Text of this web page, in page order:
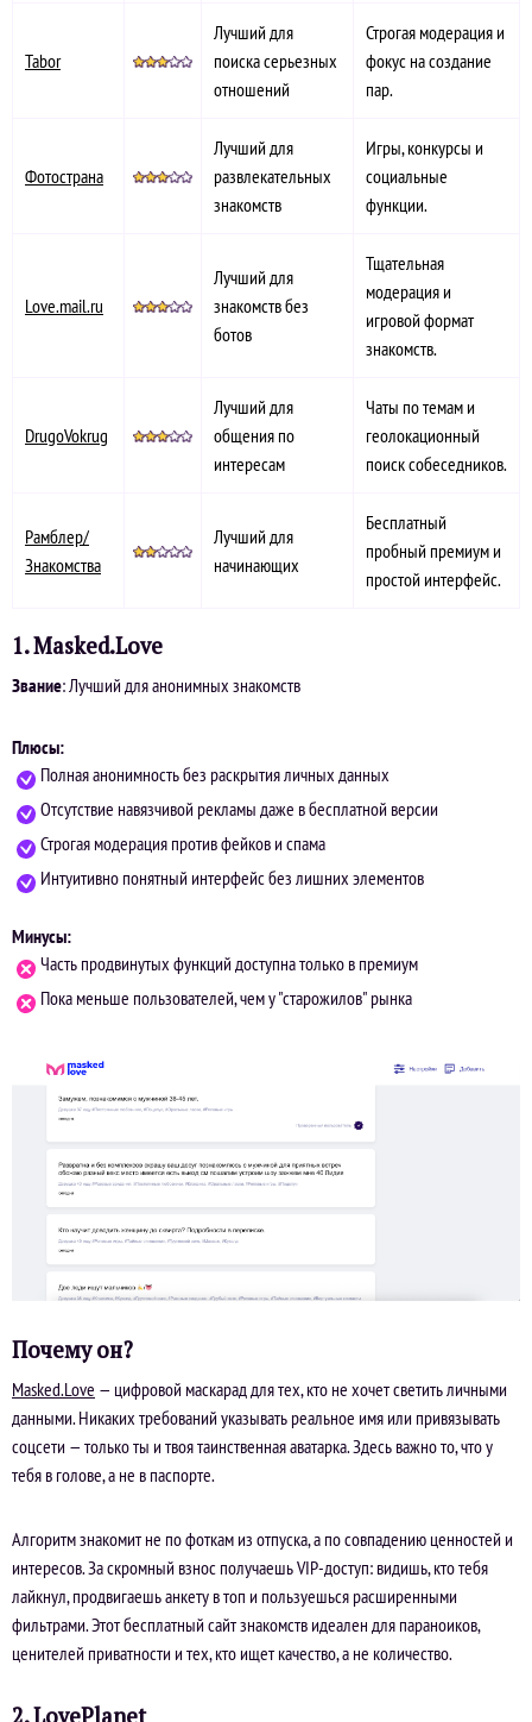
Tabor
Лучший для
поиска серьезных
отношений
Строгая модерация и
фокус на создание
пар.
Фотострана
Лучший для
развлекательных
знакомств
Игры, конкурсы и
социальные
функции.
Love.mail.ru
Лучший для
знакомств без
ботов
Тщательная
модерация и
игровой формат
знакомств.
DrugoVokrug
Лучший для
общения по
интересам
Чаты по темам и
геолокационный
поиск собеседников.
Рамблер/
Знакомства
Лучший для
начинающих
Бесплатный
пробный премиум и
простой интерфейс.
1. Masked.Love
Звание: Лучший для анонимных знакомств
Плюсы:
Полная анонимность без раскрытия личных данных
Отсутствие навязчивой рекламы даже в бесплатной версии
Строгая модерация против фейков и спама
Интуитивно понятный интерфейс без лишних элементов
Минусы:
Часть продвинутых функций доступна только в премиум
Пока меньше пользователей, чем у "старожилов" рынка
Почему он?
Masked.Love — цифровой маскарад для тех, кто не хочет светить личными
данными. Никаких требований указывать реальное имя или привязывать
соцсети — только ты и твоя таинственная аватарка. Здесь важно то, что у
тебя в голове, а не в паспорте.
Алгоритм знакомит не по фоткам из отпуска, а по совпадению ценностей и
интересов. За скромный взнос получаешь VIP-доступ: видишь, кто тебя
лайкнул, продвигаешь анкету в топ и пользуешься расширенными
фильтрами. Этот бесплатный сайт знакомств идеален для параноиков,
ценителей приватности и тех, кто ищет качество, а не количество.